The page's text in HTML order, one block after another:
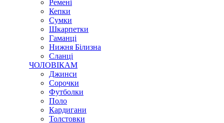
Ремені
Кепки
Сумки
Шкарпетки
Гаманці
Нижня Білизна
Сланці
ЧОЛОВІКАМ
Джинси
Сорочки
Футболки
Поло
Кардигани
Толстовки